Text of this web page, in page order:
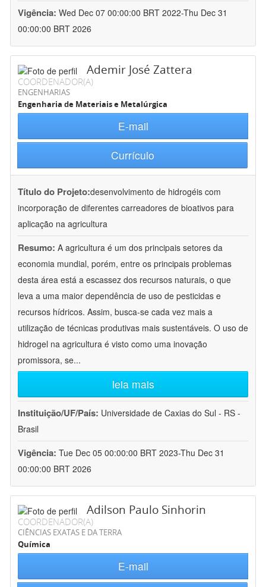
Vigência: Wed Dec 07 00:00:00 BRT 2022-Thu Dec 31
00:00:00 BRT 2026
Ademir José Zattera
COORDENADOR(A)
ENGENHARIAS
Engenharia de Materiais e Metalúrgica
E-mail
Currículo
Título do Projeto:desenvolvimento de hidrogéis com
incorporação de diferentes carreadores de bioativos para
aplicação na agricultura
Resumo: A agricultura é um dos principais setores da
economia mundial, porém, entre os principais problemas
desta área está a escassez dos recursos naturais, o que
leva a uma maior dependência de uso de pesticidas e
recursos hídricos. Assim, busca-se cada vez mais a
utilização de técnicas produtivas mais sustentáveis. O uso de
hidrogel na agricultura é visto como uma inovação
promissora, se...
leia mais
Instituição/UF/País: Universidade de Caxias do Sul - RS -
Brasil
Vigência: Tue Dec 05 00:00:00 BRT 2023-Thu Dec 31
00:00:00 BRT 2026
Adilson Paulo Sinhorin
COORDENADOR(A)
CIÊNCIAS EXATAS E DA TERRA
Química
E-mail